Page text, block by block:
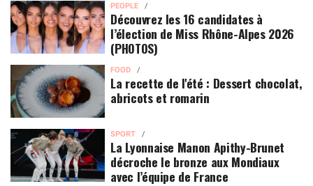
PEOPLE
Découvrez les 16 candidates à
l’élection de Miss Rhône-Alpes 2026
(PHOTOS)
FOOD
La recette de l'été : Dessert chocolat,
abricots et romarin
SPORT
La Lyonnaise Manon Apithy-Brunet
décroche le bronze aux Mondiaux
avec l’équipe de France